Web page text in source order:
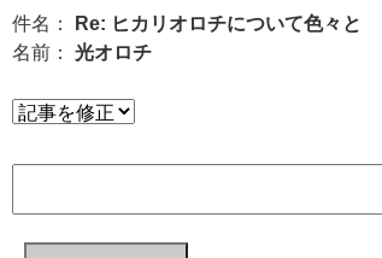
件名：
Re: ヒカリオロチについて色々と
名前：光オロチ